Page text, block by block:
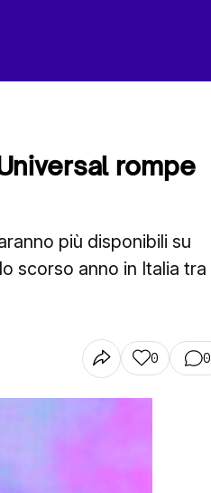
rompe
più disponibili su
scorso anno in Italia tra
0 0